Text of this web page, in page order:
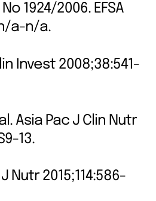
1924/2006. EFSA
a-n/a.
Invest 2008;38:541-
Asia Pac J Clin Nutr
13.
Nutr 2015;114:586-